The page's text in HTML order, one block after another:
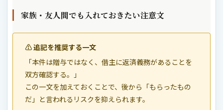
家族・友人間でも入れておきたい注意文
⚠ 追記を推奨する一文
「本件は贈与ではなく、借主に返済義務があることを
双方確認する。」
この一文を加えておくことで、後から「もらったもの
だ」と言われるリスクを抑えられます。